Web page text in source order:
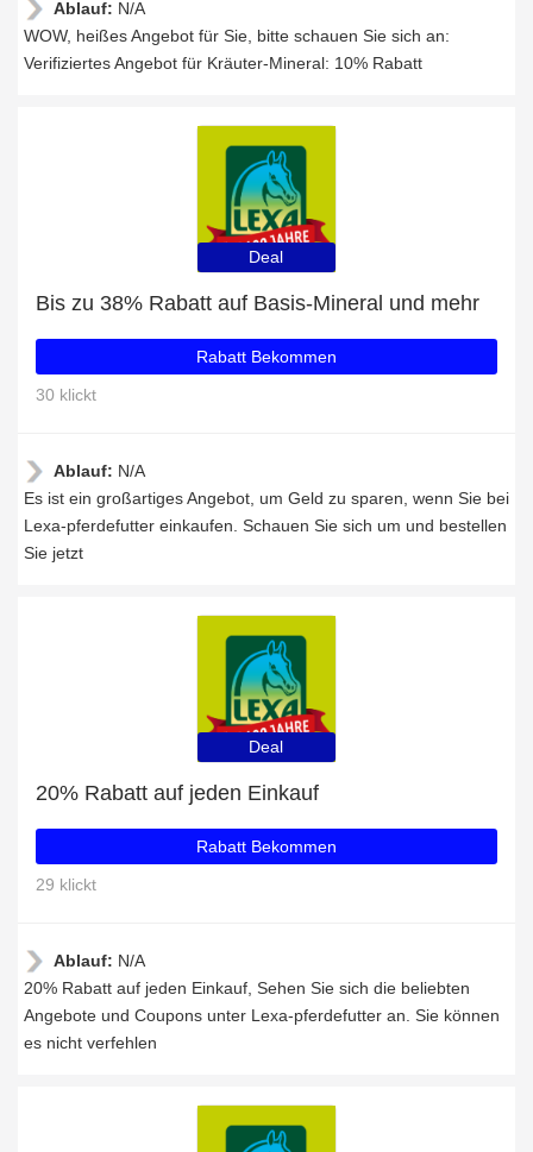
Ablauf: N/A
WOW, heißes Angebot für Sie, bitte schauen Sie sich an:
Verifiziertes Angebot für Kräuter-Mineral: 10% Rabatt
Deal
Bis zu 38% Rabatt auf Basis-Mineral und mehr
Rabatt Bekommen
30 klickt
Ablauf: N/A
Es ist ein großartiges Angebot, um Geld zu sparen, wenn Sie bei
Lexa-pferdefutter einkaufen. Schauen Sie sich um und bestellen
Sie jetzt
Deal
20% Rabatt auf jeden Einkauf
Rabatt Bekommen
29 klickt
Ablauf: N/A
20% Rabatt auf jeden Einkauf, Sehen Sie sich die beliebten
Angebote und Coupons unter Lexa-pferdefutter an. Sie können
es nicht verfehlen